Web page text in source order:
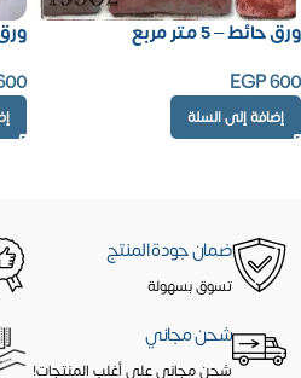
ورق حائط – 5 متر مربع
EGP600
إضافة إلى السلة
ورق
ضمان جودة المنتج
تسوق بسهولة
شحن مجاني
شحن مجاني على أغلب المنتجات!